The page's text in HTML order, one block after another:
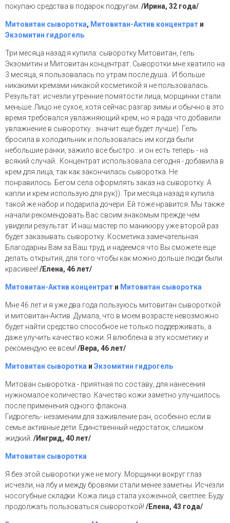
покупаю средства в подарок подругам. /Ирина, 32 года/
Митовитан сыворотка, Митовитан-Актив концентрат и
Экзомитин гидрогель
Три месяца назад я купила: сыворотку Митовитан, гель
Экзомитин и Митовитан концентрат. Сыворотки мне хватило на
3 месяца, я пользовалась по утрам после душа.. И больше
никакими кремами никакой косметикой я не пользовалась.
Результат: исчезли утренние помятости лица, морщинки стали
меньше. Лицо не сухое, хотя сейчас разгар зимы и обычно в это
время требовался увлажняющий крем, но я рада что добавили
увлажнение в сыворотку.. значит еще будет лучше). Гель
бросила в холодильник и пользовалась им когда были
небольшие ранки, зажило все быстро.. и он есть теперь - на
всякий случай.. Концентрат использовала сегодня - добавила в
крем для лица, так как закончилась сыворотка. Не
понравилось. Бегом села оформлять заказ на сыворотку. А
капли и крем использую для рук)). Три месяца назад я купила
такой же набор и подарила дочери. Ей тоже нравится. Мы также
начали рекомендовать Вас своим знакомым прежде чем
увидели результат. И наш мастер по маникюру уже второй раз
будет заказывать сыворотку. Косметика замечательная.
Благодарны Вам за Ваш труд, и надеемся что Вы сможете еще
делать открытия, для того чтобы как можно дольше люди были
красивее! /Елена, 46 лет/
Митовитан-Актив концентрат и Митовитан сыворотка
Мне 46 лет и я уже два года пользуюсь митовитан сывороткой
и митовитан-Актив. Думала, что в моем возрасте невозможно
будет найти средство способное не только поддерживать, а
даже улучить качество кожи. Я влюблена в эту косметику и
рекомендую ее всем! /Вера, 46 лет/
Митовитан сыворотка и Экзомитин гидрогель
Митован сыворотка - приятная по составу, для нанесения
нужномалое количество. Качество кожи заметно улучшилось
после применения одного флакона.
Гидрогель- незаменим для заживление ран, особенно если в
семье активные дети. Единственный недостаток, слишком
жидкий. /Ингрид, 40 лет/
Митовитан сыворотка
Я без этой сыворотки уже не могу. Морщинки вокруг глаз
исчезли, на лбу и между бровями стали менее заметны. Исчезли
носогубные складки. Кожа лица стала ухоженной, светлее. Буду
продолжать пользоваться сывороткой! /Елена, 43 года/